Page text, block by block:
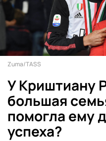
Zuma/TASS
У Криштиану
большая
помогла ему
успеха?